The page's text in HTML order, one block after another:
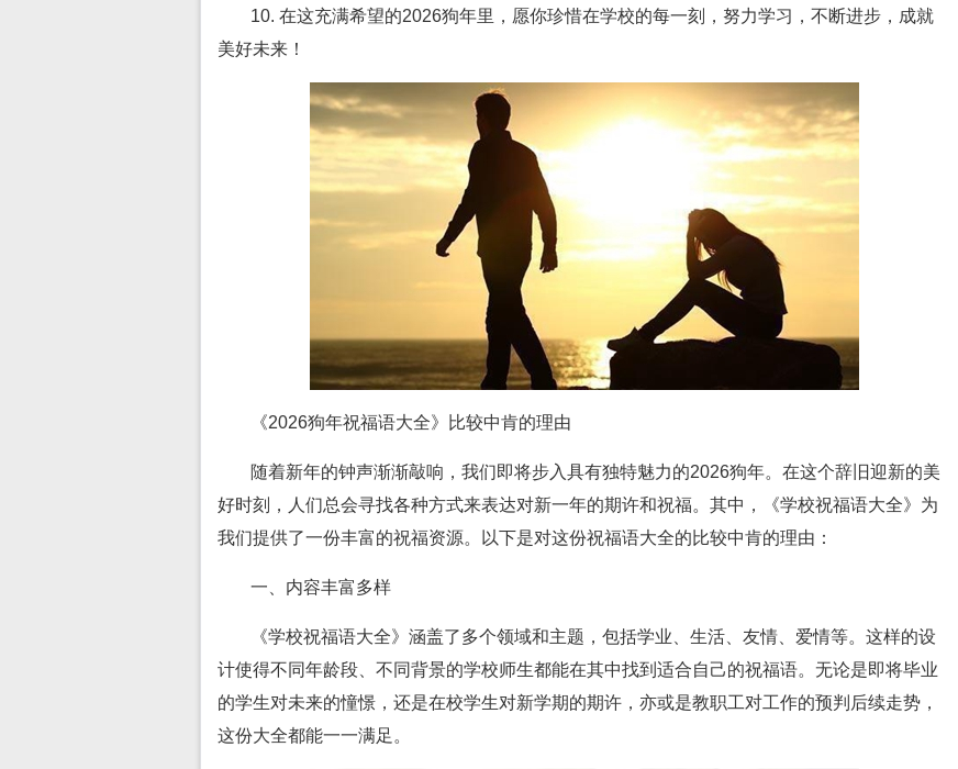
10. 在这充满希望的2026狗年里，愿你珍惜在学校的每一刻，努力学习，不断进步，成就
美好未来！
《2026狗年祝福语大全》比较中肯的理由
随着新年的钟声渐渐敲响，我们即将步入具有独特魅力的2026狗年。在这个辞旧迎新的美
好时刻，人们总会寻找各种方式来表达对新一年的期许和祝福。其中，《学校祝福语大全》为
我们提供了一份丰富的祝福资源。以下是对这份祝福语大全的比较中肯的理由：
一、内容丰富多样
《学校祝福语大全》涵盖了多个领域和主题，包括学业、生活、友情、爱情等。这样的设
计使得不同年龄段、不同背景的学校师生都能在其中找到适合自己的祝福语。无论是即将毕业
的学生对未来的憧憬，还是在校学生对新学期的期许，亦或是教职工对工作的预判后续走势，
这份大全都能一一满足。